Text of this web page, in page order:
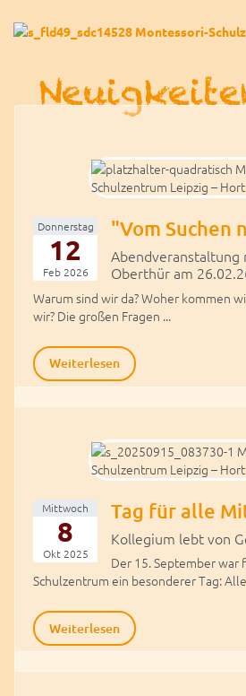
Donnerstag
12
Feb 2026
"Vom Suchen
Abendveranstaltung
Oberthür am
Warum sind wir da? Woher kommen
wir? Die großen Fragen ...
Weiterlesen
Mittwoch
8
Okt 2025
Tag für alle
Kollegium lebt von
Der 15. September war
Schulzentrum ein besonderer Tag:
Weiterlesen